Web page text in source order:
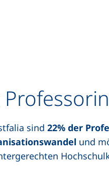
sind 22% der
und